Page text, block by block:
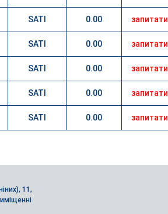
SATI 0.00 запитати
SATI 0.00 запитати
SATI 0.00 запитати
SATI 0.00 запитати
SATI 0.00 запитати
11,